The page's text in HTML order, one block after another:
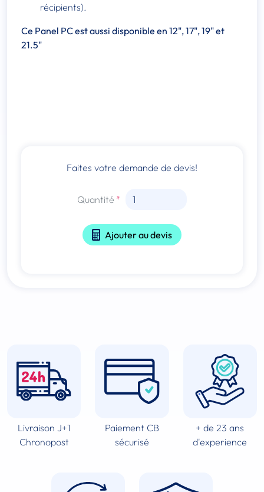
récipients).
Ce Panel PC est aussi disponible en 12", 17", 19" et
21.5"
Faites votre demande de devis!
Quantité
Ajouter au devis
Livraison J+1
Chronopost
Paiement CB
sécurisé
+ de 23 ans
d'experience